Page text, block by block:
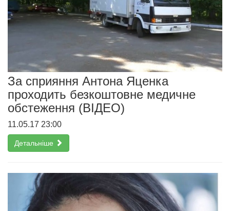
За сприяння Антона Яценка
проходить безкоштовне медичне
обстеження (ВІДЕО)
11.05.17 23:00
Детальніше